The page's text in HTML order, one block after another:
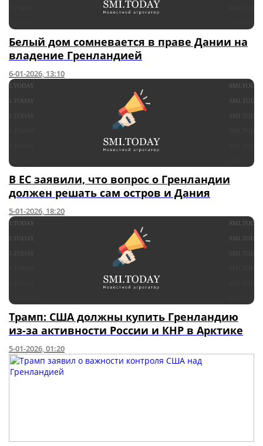
Белый дом сомневается в праве Дании на
владение Гренландией
6-01-2026, 13:10
В ЕС заявили, что вопрос о Гренландии
должен решать сам остров и Дания
5-01-2026, 18:20
Трамп: США должны купить Гренландию
из-за активности России и КНР в Арктике
5-01-2026, 01:20